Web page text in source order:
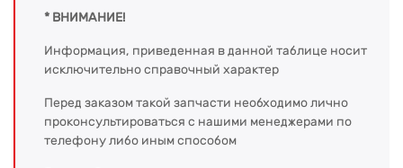
* ВНИМАНИЕ!
Информация, приведенная в данной таблице носит
исключительно справочный характер
Перед заказом такой запчасти необходимо лично
проконсультироваться с нашими менеджерами по
телефону либо иным способом